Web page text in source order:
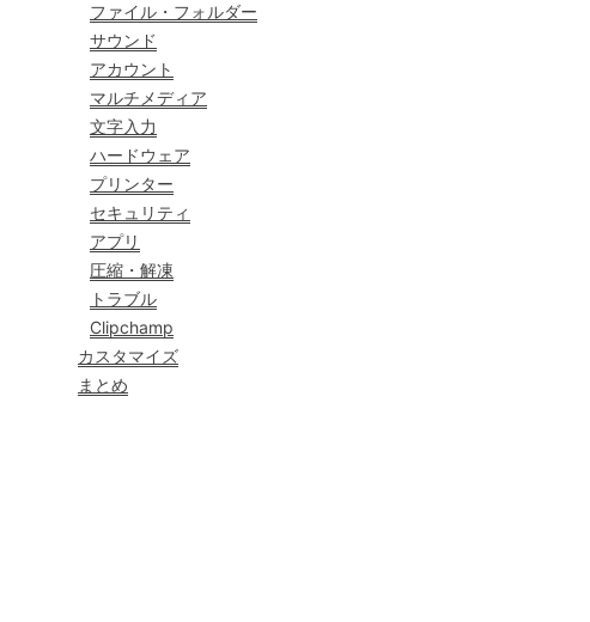
ファイル・フォルダー
サウンド
アカウント
マルチメディア
文字入力
ハードウェア
プリンター
セキュリティ
アプリ
圧縮・解凍
トラブル
Clipchamp
カスタマイズ
まとめ